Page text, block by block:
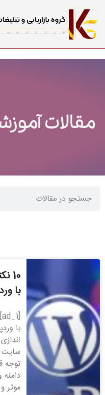
مقالات
با
با
سایت
توجه
موثر